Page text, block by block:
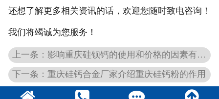
还想了解更多相关资讯的话，欢迎您随时致电咨询！
我们将竭诚为您服务！
上一条：影响重庆硅钡钙的使用和价格的因素有哪些
下一条：重庆硅钙合金厂家介绍重庆硅钙粉的作用